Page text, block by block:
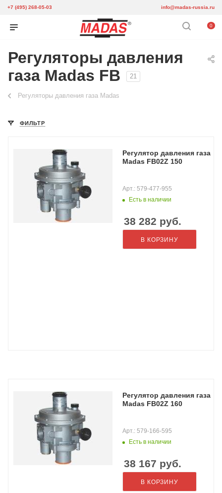
+7 (495) 268-05-03 info@madas-russia.ru
0
Регуляторы давления
газа Madas FB
21
Регуляторы давления газа Madas
ФИЛЬТР
Регулятор давления газа
Madas FB02Z 150
Есть в наличии
Арт.: 579-477-955
38 282 руб.
В КОРЗИНУ
Регулятор давления газа
Madas FB02Z 160
Есть в наличии
Арт.: 579-166-595
38 167 руб.
В КОРЗИНУ